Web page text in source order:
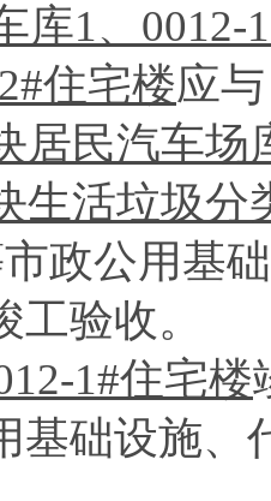
库1、0012-
住宅楼应
居民汽车场
生活垃圾分
政公用基
验收。
1#住宅楼
基础设施、